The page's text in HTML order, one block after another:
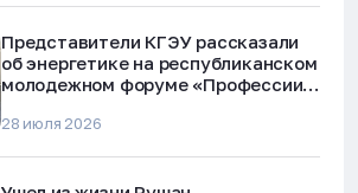
Представители КГЭУ рассказали
об энергетике на республиканском
молодежном форуме «Профессии
28 июля 2026